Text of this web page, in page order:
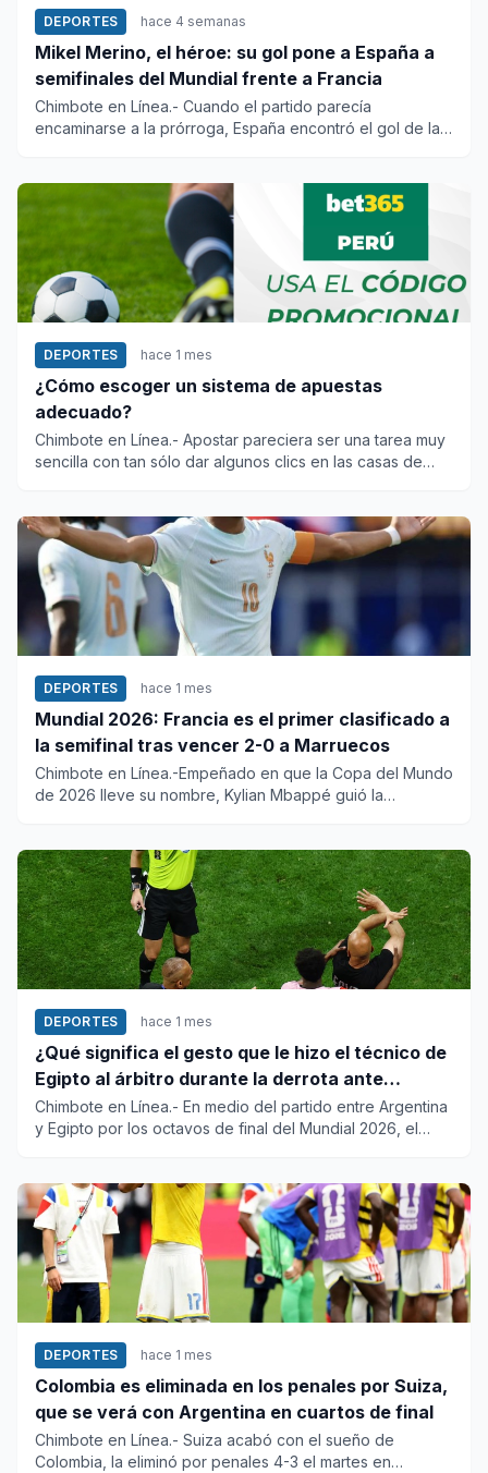
DEPORTES hace 4 semanas
Mikel Merino, el héroe: su gol pone a España a
semifinales del Mundial frente a Francia
Chimbote en Línea.- Cuando el partido parecía
encaminarse a la prórroga, España encontró el gol de la
DEPORTES hace 1 mes
¿Cómo escoger un sistema de apuestas
adecuado?
Chimbote en Línea.- Apostar pareciera ser una tarea muy
sencilla con tan sólo dar algunos clics en las casas de
DEPORTES hace 1 mes
Mundial 2026: Francia es el primer clasificado a
la semifinal tras vencer 2-0 a Marruecos
Chimbote en Línea.-Empeñado en que la Copa del Mundo
de 2026 lleve su nombre, Kylian Mbappé guió la
DEPORTES hace 1 mes
¿Qué significa el gesto que le hizo el técnico de
Egipto al árbitro durante la derrota ante
Argentina?
Chimbote en Línea.- En medio del partido entre Argentina
y Egipto por los octavos de final del Mundial 2026, el
DEPORTES hace 1 mes
Colombia es eliminada en los penales por Suiza,
que se verá con Argentina en cuartos de final
Chimbote en Línea.- Suiza acabó con el sueño de
Colombia, la eliminó por penales 4-3 el martes en